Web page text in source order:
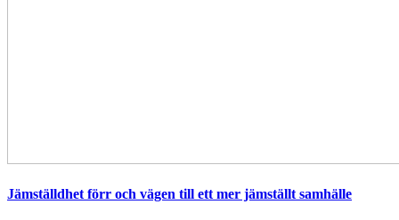
Jämställdhet förr och vägen till ett mer jämställt samhälle